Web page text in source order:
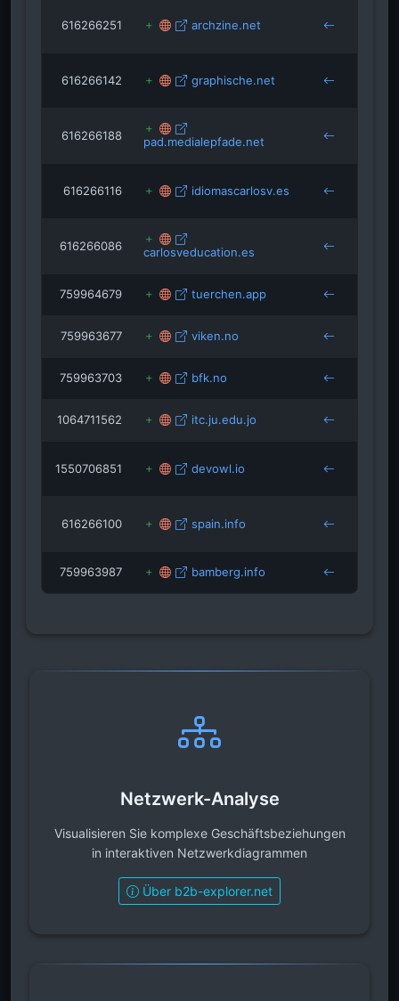
616266251 archzine.net
616266142 graphische.net
616266188 pad.medialepfade.net
616266116 idiomascarlosv.es
616266086 carlosveducation.es
759964679 tuerchen.app
759963677 viken.no
759963703 bfk.no
1064711562 itc.ju.edu.jo
1550706851 devowl.io
616266100 spain.info
759963987 bamberg.info
Netzwerk-Analyse
Visualisieren Sie komplexe Geschäftsbeziehungen
in interaktiven Netzwerkdiagrammen
Über b2b-explorer.net